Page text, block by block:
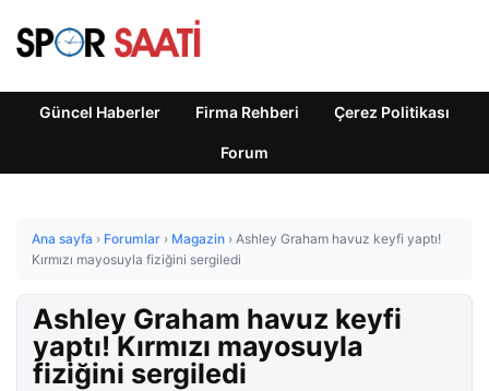
Güncel Haberler Firma Rehberi Çerez Politikası
Forum
Ana sayfa › Forumlar › Magazin › Ashley Graham havuz keyfi yaptı!
Kırmızı mayosuyla fiziğini sergiledi
Ashley Graham havuz keyfi
yaptı! Kırmızı mayosuyla
fiziğini sergiledi